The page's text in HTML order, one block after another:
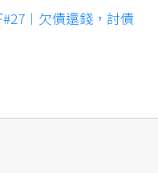
欠債還錢，討債